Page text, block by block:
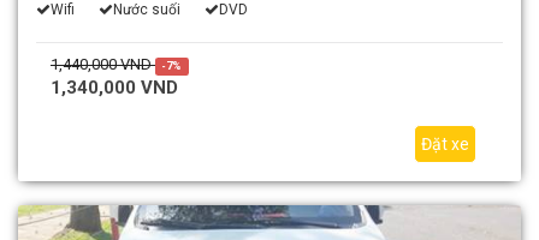
Wifi Nước suối DVD
1,440,000 VND -7%
1,340,000 VND
Đặt xe